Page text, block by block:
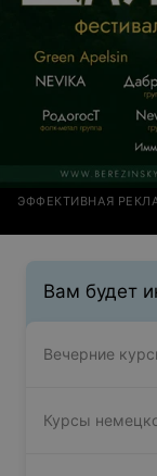
ЭФФЕКТИВНАЯ
Вам будет
Вечерние
Курсы